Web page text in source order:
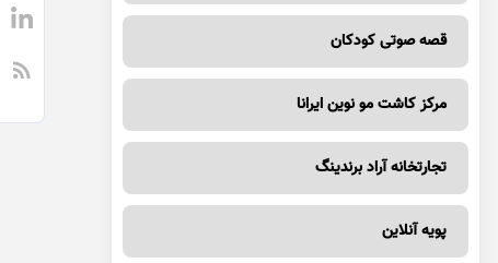
قصه صوتی کودکان
مرکز کاشت مو نوین ایرانا
تجارتخانه آراد برندینگ
پویه آنلاین